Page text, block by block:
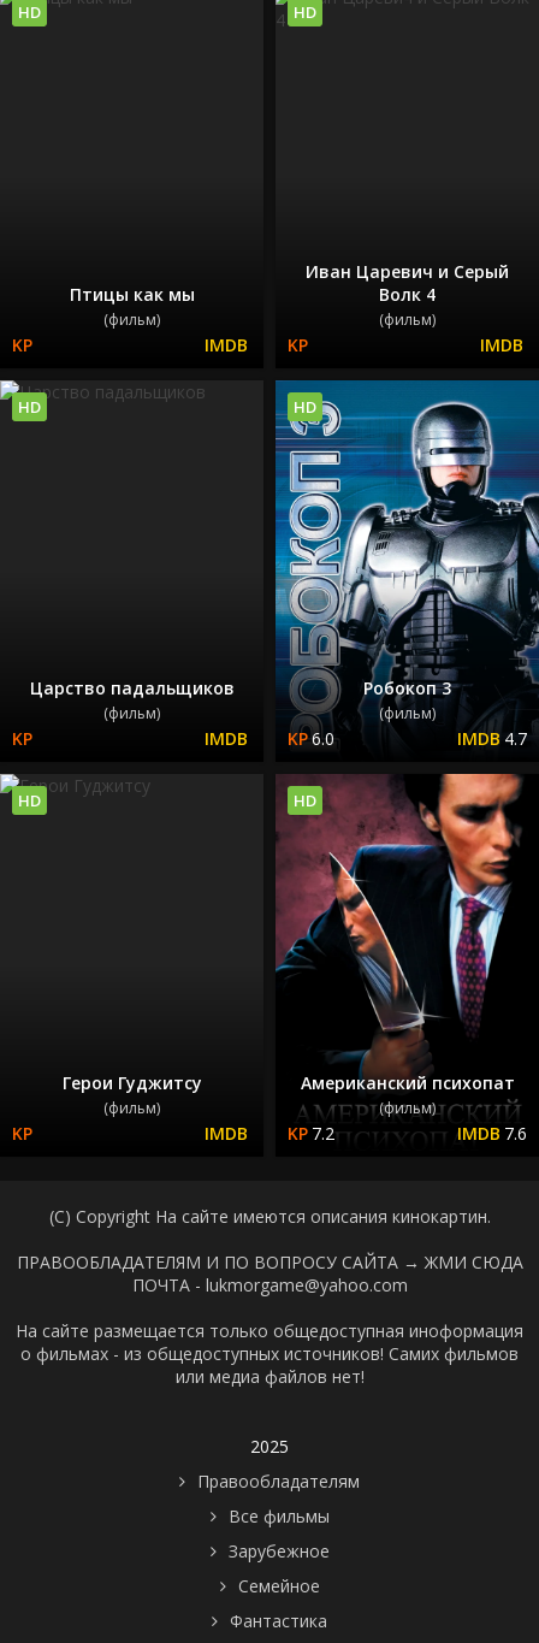
Птицы как мы
(фильм)
HD
Иван Царевич и Серый
Волк 4
(фильм)
HD
Царство падальщиков
(фильм)
HD
Робокоп 3
(фильм)
6.0 4.7
HD
Герои Гуджитсу
(фильм)
HD
Американский психопат
(фильм)
7.2 7.6
HD
(C) Copyright На сайте имеются описания кинокартин.
ПРАВООБЛАДАТЕЛЯМ И ПО ВОПРОСУ САЙТА → ЖМИ СЮДА
ПОЧТА - lukmorgame@yahoo.com
На сайте размещается только общедоступная иноформация
о фильмах - из общедоступных источников! Самих фильмов
или медиа файлов нет!
2025
Правообладателям
Все фильмы
Зарубежное
Семейное
Фантастика